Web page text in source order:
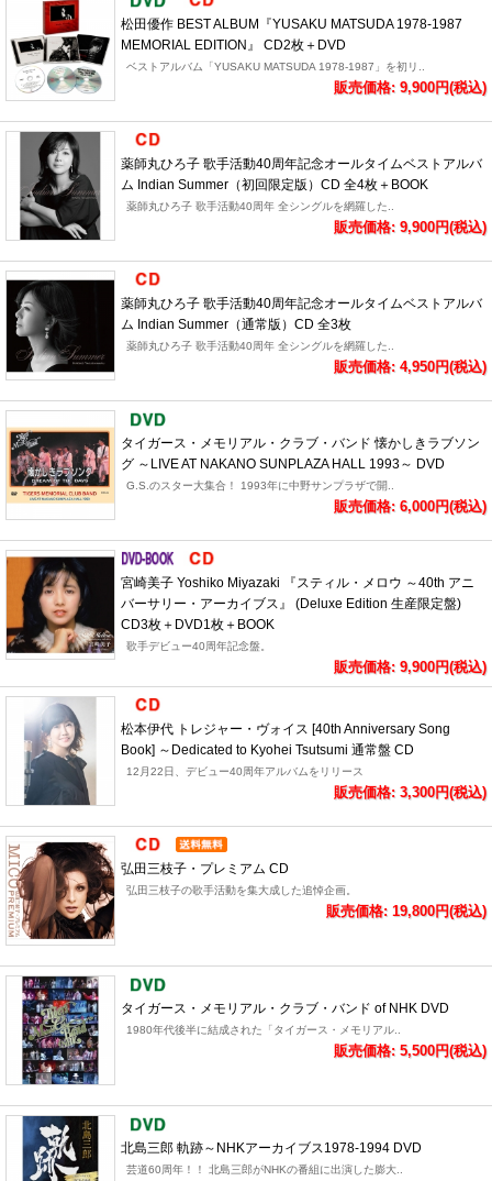
松田優作 BEST ALBUM『YUSAKU MATSUDA 1978-1987
MEMORIAL EDITION』 CD2枚＋DVD
ベストアルバム「YUSAKU MATSUDA 1978-1987」を初リ..
販売価格: 9,900円(税込)
薬師丸ひろ子 歌手活動40周年記念オールタイムベストアルバ
ム Indian Summer（初回限定版）CD 全4枚＋BOOK
薬師丸ひろ子 歌手活動40周年 全シングルを網羅した..
販売価格: 9,900円(税込)
薬師丸ひろ子 歌手活動40周年記念オールタイムベストアルバ
ム Indian Summer（通常版）CD 全3枚
薬師丸ひろ子 歌手活動40周年 全シングルを網羅した..
販売価格: 4,950円(税込)
タイガース・メモリアル・クラブ・バンド 懐かしきラブソン
グ ～LIVE AT NAKANO SUNPLAZA HALL 1993～ DVD
G.S.のスター大集合！ 1993年に中野サンプラザで開..
販売価格: 6,000円(税込)
宮崎美子 Yoshiko Miyazaki 『スティル・メロウ ～40th アニ
バーサリー・アーカイブス』 (Deluxe Edition 生産限定盤)
CD3枚＋DVD1枚＋BOOK
歌手デビュー40周年記念盤。
販売価格: 9,900円(税込)
松本伊代 トレジャー・ヴォイス [40th Anniversary Song
Book] ～Dedicated to Kyohei Tsutsumi 通常盤 CD
12月22日、デビュー40周年アルバムをリリース
販売価格: 3,300円(税込)
弘田三枝子・プレミアム CD
弘田三枝子の歌手活動を集大成した追悼企画。
販売価格: 19,800円(税込)
タイガース・メモリアル・クラブ・バンド of NHK DVD
1980年代後半に結成された「タイガース・メモリアル..
販売価格: 5,500円(税込)
北島三郎 軌跡～NHKアーカイブス1978-1994 DVD
芸道60周年！！ 北島三郎がNHKの番組に出演した膨大..